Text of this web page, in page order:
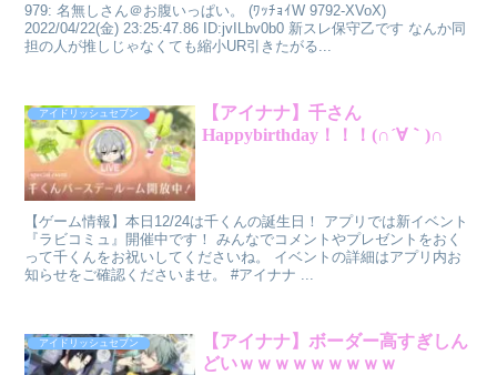
979: 名無しさん＠お腹いっぱい。 (ﾜｯﾁｮｲW 9792-XVoX)
2022/04/22(金) 23:25:47.86 ID:jvILbv0b0 新スレ保守乙です なんか同
担の人が推しじゃなくても縮小UR引きたがる...
アイドリッシュセブン
【アイナナ】千さん
Happybirthday！！！(∩´∀｀)∩
【ゲーム情報】本日12/24は千くんの誕生日！ アプリでは新イベント
『ラビコミュ』開催中です！ みんなでコメントやプレゼントをおく
って千くんをお祝いしてくださいね。 イベントの詳細はアプリ内お
知らせをご確認くださいませ。 #アイナナ ...
アイドリッシュセブン
【アイナナ】ボーダー高すぎしん
どいｗｗｗｗｗｗｗｗｗ